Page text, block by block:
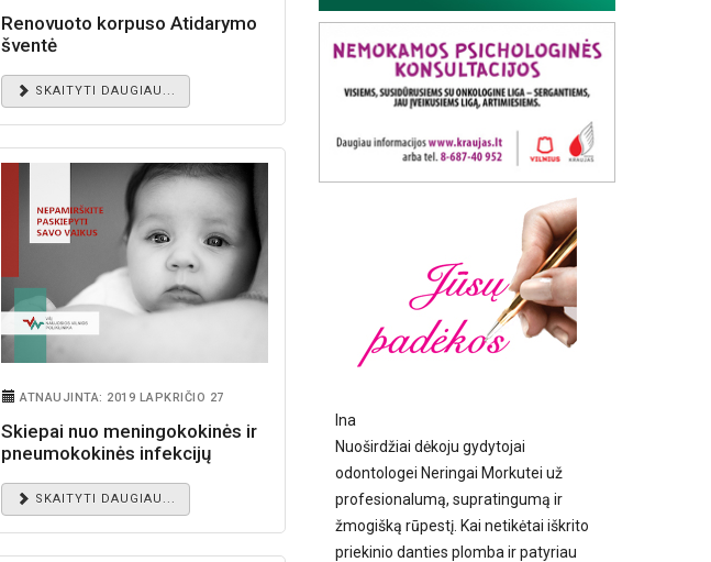
Renovuoto korpuso Atidarymo
šventė
SKAITYTI DAUGIAU...
ATNAUJINTA: 2019 LAPKRIČIO 27
Skiepai nuo meningokokinės ir
pneumokokinės infekcijų
SKAITYTI DAUGIAU...
Ina
Nuoširdžiai dėkoju gydytojai
odontologei Neringai Morkutei už
profesionalumą, supratingumą ir
žmogišką rūpestį. Kai netikėtai iškrito
priekinio danties plomba ir patyriau